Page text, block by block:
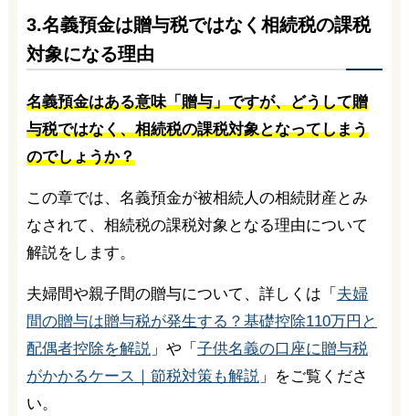
3.名義預金は贈与税ではなく相続税の課税
対象になる理由
名義預金はある意味「贈与」ですが、どうして贈
与税ではなく、相続税の課税対象となってしまう
のでしょうか？
この章では、名義預金が被相続人の相続財産とみ
なされて、相続税の課税対象となる理由について
解説をします。
夫婦間や親子間の贈与について、詳しくは「 夫婦
間の贈与は贈与税が発生する？基礎控除110万円と
配偶者控除を解説」や「 子供名義の口座に贈与税
がかかるケース｜節税対策も解説」をご覧くださ
い。